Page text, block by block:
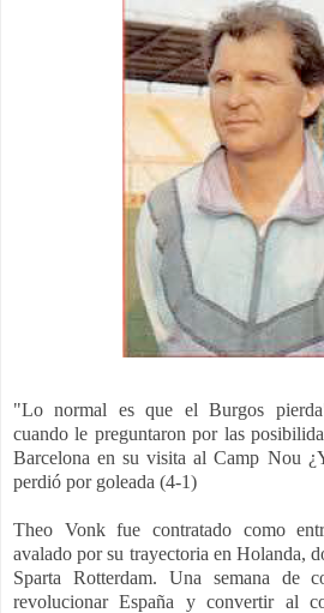
"Lo normal es que el Burgos
cuando le preguntaron por las
Barcelona en su visita al Camp Nou
perdió por goleada (4-1)
Theo Vonk fue contratado como
avalado por su trayectoria en Holanda,
Sparta Rotterdam. Una semana de
revolucionar España y convertir al